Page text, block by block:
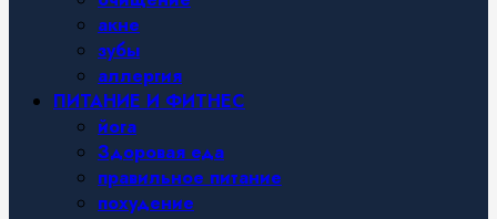
акне
зубы
аллергия
ПИТАНИЕ И ФИТНЕС
йога
Здоровая еда
правильное питание
похудение